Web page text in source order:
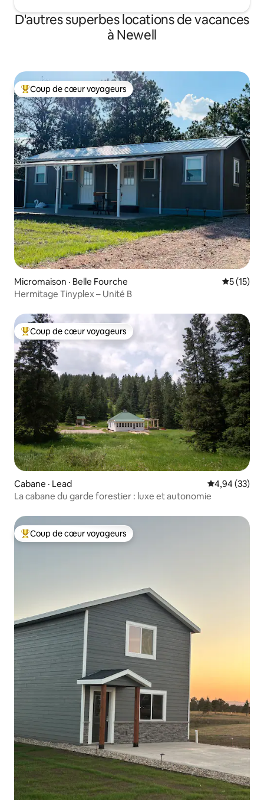
D'autres superbes locations de vacances
à Newell
Coup de cœur voyageurs parmi les plus aimés
Coup de cœur voyageurs
Micromaison · Belle Fourche Note
5 (15)
Hermitage Tinyplex – Unité B
Coup de cœur voyageurs parmi les plus aimés
Coup de cœur voyageurs
Cabane · Lead Note
4,94 (33)
La cabane du garde forestier : luxe et autonomie
Coup de cœur voyageurs parmi les plus aimés
Coup de cœur voyageurs